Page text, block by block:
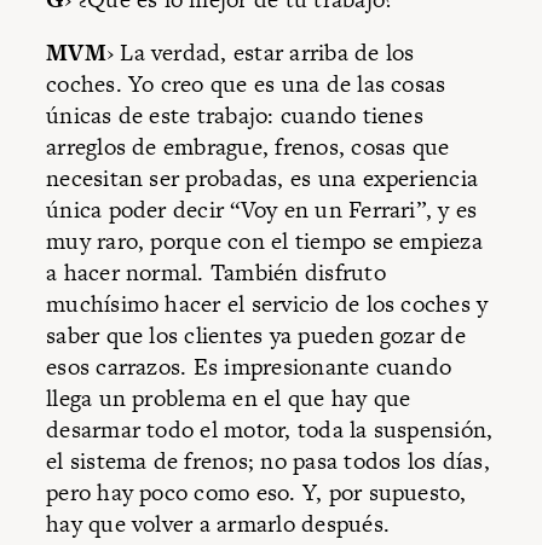
MVM› La verdad, estar arriba de los
coches. Yo creo que es una de las cosas
únicas de este trabajo: cuando tienes
arreglos de embrague, frenos, cosas que
necesitan ser probadas, es una experiencia
única poder decir “Voy en un Ferrari”, y es
muy raro, porque con el tiempo se empieza
a hacer normal. También disfruto
muchísimo hacer el servicio de los coches y
saber que los clientes ya pueden gozar de
esos carrazos. Es impresionante cuando
llega un problema en el que hay que
desarmar todo el motor, toda la suspensión,
el sistema de frenos; no pasa todos los días,
pero hay poco como eso. Y, por supuesto,
hay que volver a armarlo después.